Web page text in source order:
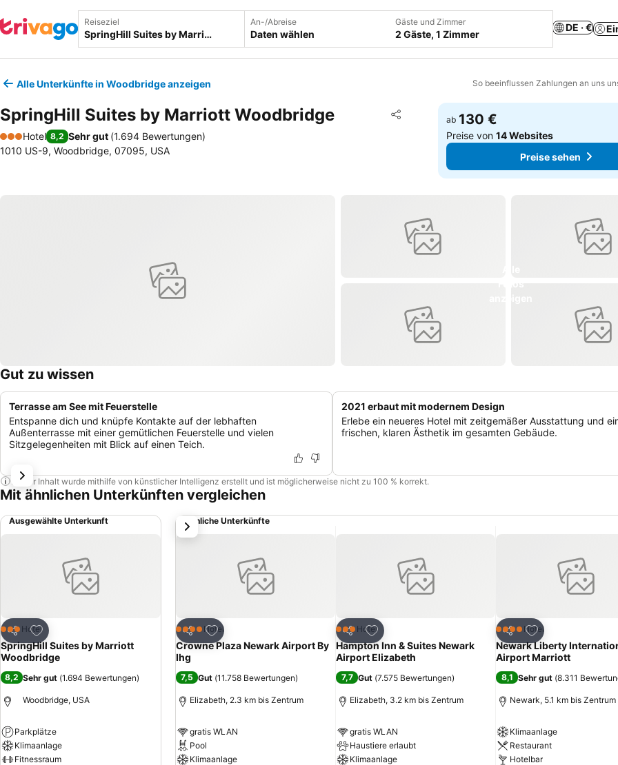
Reiseziel An-/Abreise
Daten wählen
Gäste und Zimmer
2 Gäste, 1 Zimmer
DE · €
Alle Unterkünfte in Woodbridge anzeigen So beeinflussen Zahlungen an uns
SpringHill Suites by Marriott Woodbridge Teilen
Zu Favoriten hinzufügen
3 Sterne
Hotel 8,2 Sehr gut (1.694 Bewertungen)
1010 US-9, Woodbridge, 07095, USA
ab 130 €
Preise von14 Websites
Preise sehen
Gut zu wissen
Terrasse am See mit Feuerstelle
Entspanne dich und knüpfe Kontakte auf der lebhaften
Außenterrasse mit einer gemütlichen Feuerstelle und vielen
Sitzgelegenheiten mit Blick auf einen Teich.
2021 erbaut mit modernem Design
Erlebe ein neueres Hotel mit zeitgemäßer Ausstattung und
frischen, klaren Ästhetik im gesamten Gebäude.
Dieser Inhalt wurde mithilfe von künstlicher Intelligenz erstellt und ist möglicherweise nicht zu 100 % korrekt.
Mit ähnlichen Unterkünften vergleichen
Ausgewählte Unterkunft
Teilen
Zu Favoriten hinzufügen
3 SterneHotel
SpringHill Suites by Marriott
Woodbridge
8,2 Sehr gut (1.694 Bewertungen)
Woodbridge, USA
Parkplätze
Klimaanlage
Fitnessraum
Ähnliche Unterkünfte
Teilen
Zu Favoriten hinzufügen
4 SterneHotel
Crowne Plaza Newark Airport By
Ihg
7,5 Gut (11.758 Bewertungen)
Elizabeth, 2.3 km bis Zentrum
gratis WLAN
Pool
Klimaanlage
Teilen
Zu Favoriten hinzufügen
3 SterneHotel
Hampton Inn & Suites Newark
Airport Elizabeth
7,7 Gut (7.575 Bewertungen)
Elizabeth, 3.2 km bis Zentrum
gratis WLAN
Haustiere erlaubt
Klimaanlage
Teilen
Zu Favoriten
4 SterneHotel
Newark Liberty
Airport Marriott
8,1 Sehr gut (8.311
Newark, 5.1 km bis Zentrum
Klimaanlage
Restaurant
Hotelbar
weiter